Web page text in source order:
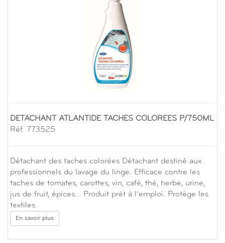
DETACHANT ATLANTIDE TACHES COLOREES P/750ML
Réf. 773525
Détachant des taches colorées Détachant destiné aux
professionnels du lavage du linge. Efficace contre les
taches de tomates, carottes, vin, café, thé, herbe, urine,
jus de fruit, épices... Produit prêt à l’emploi. Protège les
textiles.
En savoir plus